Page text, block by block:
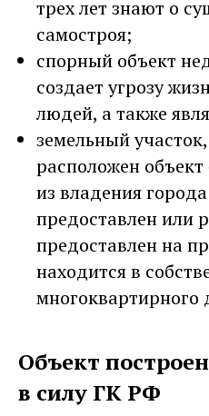
трех лет знают о
самостроя;
спорный объект
создает угрозу
людей, а также
земельный
расположен
из владения
предоставлен или
предоставлен на
находится в
многоквартирного
Объект
в силу ГК РФ